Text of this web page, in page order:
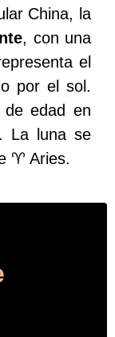
China, la
, con una
el
por el sol.
de edad en
La luna se
♈ Aries.